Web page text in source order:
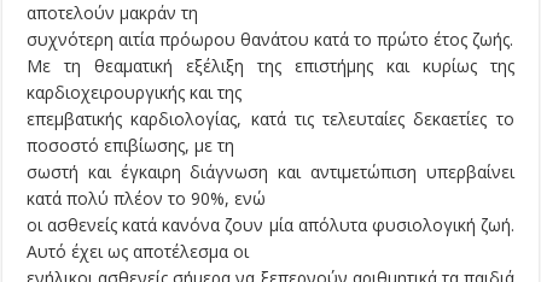
αποτελούν μακράν τη
συχνότερη αιτία πρόωρου θανάτου κατά το πρώτο έτος ζωής.
Με τη θεαματική εξέλιξη της επιστήμης και κυρίως της
καρδιοχειρουργικής και της
επεμβατικής καρδιολογίας, κατά τις τελευταίες δεκαετίες το
ποσοστό επιβίωσης, με τη
σωστή και έγκαιρη διάγνωση και αντιμετώπιση υπερβαίνει
κατά πολύ πλέον το 90%, ενώ
οι ασθενείς κατά κανόνα ζουν μία απόλυτα φυσιολογική ζωή.
Αυτό έχει ως αποτέλεσμα οι